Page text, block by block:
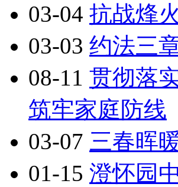
03-04 抗战烽
03-03 约法三
08-11 贯彻落
筑牢家庭防线
03-07 三春晖
01-15 澄怀园